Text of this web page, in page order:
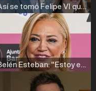
Así se tomó Felipe VI que la Infanta Sofía no quisiera recibir formación militar
Belén Esteban: "Estoy emocionada, muy contenta y muy feliz por llegar a RTVE"